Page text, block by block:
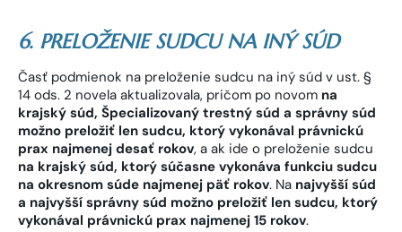
6. PRELOŽENIE SUDCU NA INÝ SÚD
Časť podmienok na preloženie sudcu na iný súd v ust. §
14 ods. 2 novela aktualizovala, pričom po novom na
krajský súd, Špecializovaný trestný súd a správny súd
možno preložiť len sudcu, ktorý vykonával právnickú
prax najmenej desať rokov, a ak ide o preloženie sudcu
na krajský súd, ktorý súčasne vykonáva funkciu sudcu
na okresnom súde najmenej päť rokov. Na najvyšší súd
a najvyšší správny súd možno preložiť len sudcu, ktorý
vykonával právnickú prax najmenej 15 rokov.